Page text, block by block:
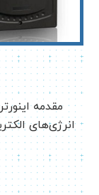
مقدمه
انرژی‌های